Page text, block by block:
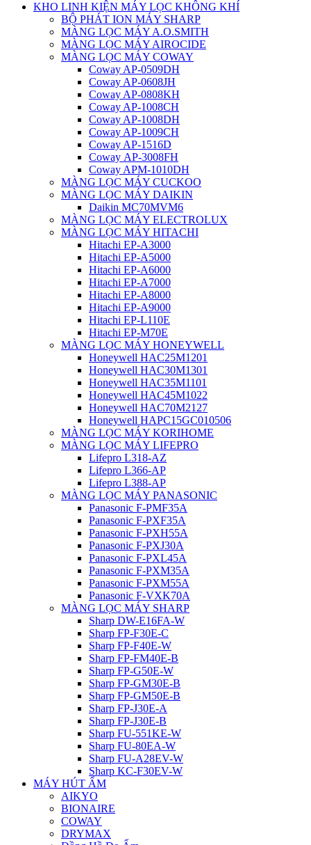
KHO LINH KIỆN MÁY LỌC KHÔNG KHÍ
BỘ PHÁT ION MÁY SHARP
MÀNG LỌC MÁY A.O.SMITH
MÀNG LỌC MÁY AIROCIDE
MÀNG LỌC MÁY COWAY
Coway AP-0509DH
Coway AP-0608JH
Coway AP-0808KH
Coway AP-1008CH
Coway AP-1008DH
Coway AP-1009CH
Coway AP-1516D
Coway AP-3008FH
Coway APM-1010DH
MÀNG LỌC MÁY CUCKOO
MÀNG LỌC MÁY DAIKIN
Daikin MC70MVM6
MÀNG LỌC MÁY ELECTROLUX
MÀNG LỌC MÁY HITACHI
Hitachi EP-A3000
Hitachi EP-A5000
Hitachi EP-A6000
Hitachi EP-A7000
Hitachi EP-A8000
Hitachi EP-A9000
Hitachi EP-L110E
Hitachi EP-M70E
MÀNG LỌC MÁY HONEYWELL
Honeywell HAC25M1201
Honeywell HAC30M1301
Honeywell HAC35M1101
Honeywell HAC45M1022
Honeywell HAC70M2127
Honeywell HAPC15GC010506
MÀNG LỌC MÁY KORIHOME
MÀNG LỌC MÁY LIFEPRO
Lifepro L318-AZ
Lifepro L366-AP
Lifepro L388-AP
MÀNG LỌC MÁY PANASONIC
Panasonic F-PMF35A
Panasonic F-PXF35A
Panasonic F-PXH55A
Panasonic F-PXJ30A
Panasonic F-PXL45A
Panasonic F-PXM35A
Panasonic F-PXM55A
Panasonic F-VXK70A
MÀNG LỌC MÁY SHARP
Sharp DW-E16FA-W
Sharp FP-F30E-C
Sharp FP-F40E-W
Sharp FP-FM40E-B
Sharp FP-G50E-W
Sharp FP-GM30E-B
Sharp FP-GM50E-B
Sharp FP-J30E-A
Sharp FP-J30E-B
Sharp FU-551KE-W
Sharp FU-80EA-W
Sharp FU-A28EV-W
Sharp KC-F30EV-W
MÁY HÚT ẨM
AIKYO
BIONAIRE
COWAY
DRYMAX